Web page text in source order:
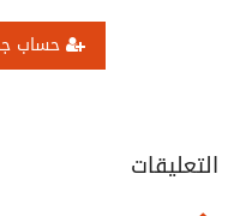
حساب
التعليقات